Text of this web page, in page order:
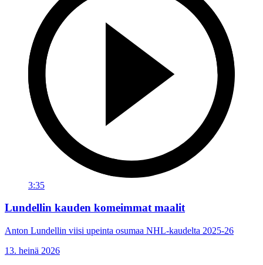
3:35
Lundellin kauden komeimmat maalit
Anton Lundellin viisi upeinta osumaa NHL-kaudelta 2025-26
13. heinä 2026